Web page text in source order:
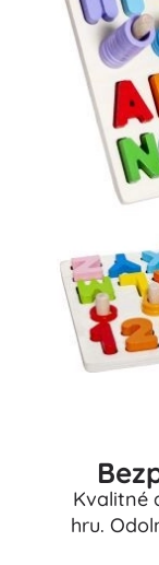
Kvalitné
hru.